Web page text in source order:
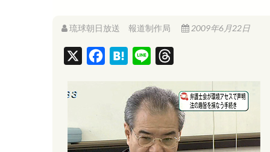
琉球朝日放送 報道制作局 2009年6月22日
o
H
e
n
a
n
e
r
e
a
d